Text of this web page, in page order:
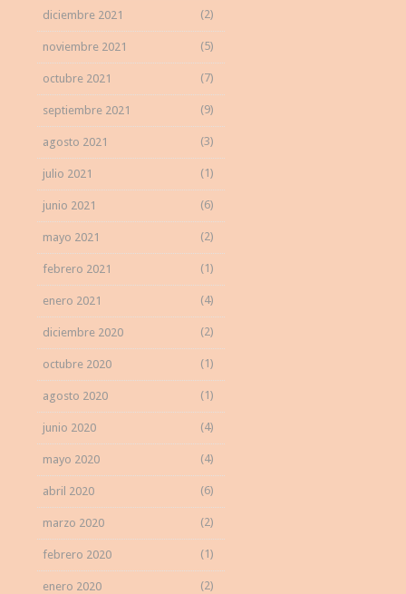
diciembre 2021 (2)
noviembre 2021 (5)
octubre 2021 (7)
septiembre 2021 (9)
agosto 2021 (3)
julio 2021 (1)
junio 2021 (6)
mayo 2021 (2)
febrero 2021 (1)
enero 2021 (4)
diciembre 2020 (2)
octubre 2020 (1)
agosto 2020 (1)
junio 2020 (4)
mayo 2020 (4)
abril 2020 (6)
marzo 2020 (2)
febrero 2020 (1)
enero 2020 (2)